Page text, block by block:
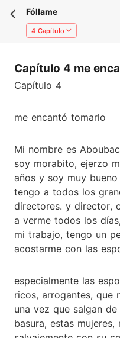
Fóllame
4 Capítulo
Capítulo 4 me
Capítulo 4
me encantó tomarlo
Mi nombre es
soy morabito, ejerzo
años y soy muy
tengo a todos los
directores. y director,
a verme todos los
mi trabajo, tengo un
acostarme con las
especialmente las
ricos, arrogantes, que
una vez que salgan
basura, estas